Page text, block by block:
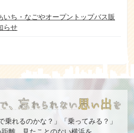
スティー』販売が決定！
巡る成田空港スペシャルバスツアー
チョロＱ（ハーフルーフVer.）販売開
2019/12/24更新）
終了】浅草・秋葉原・日本橋コース
いち・なごやオープントップバス販
らせ
横浜】AI同時通訳システム導入のお
り開始）
乗れるのかな？」「乗ってみる？」
離。見たことのない横浜を、